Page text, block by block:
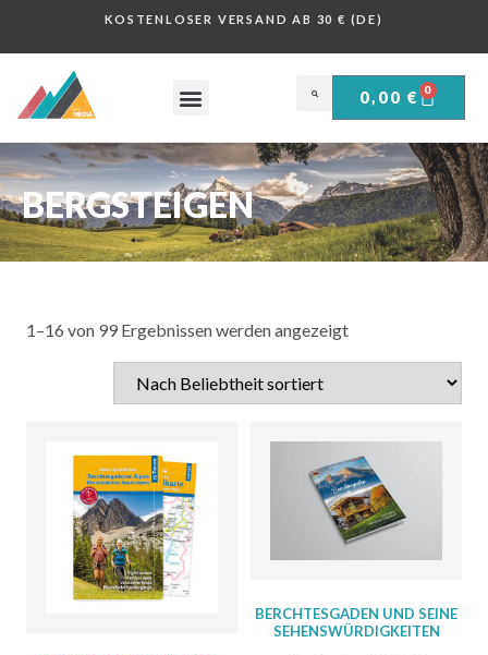
KOSTENLOSER VERSAND AB 30 € (DE)
0,00 € 0
BERGSTEIGEN
1–16 von 99 Ergebnissen werden angezeigt
BERCHTESGADEN UND SEINE
SEHENSWÜRDIGKEITEN